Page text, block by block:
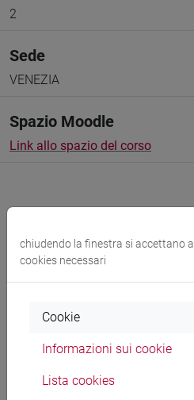
2
Sede
VENEZIA
Spazio Moodle
Link allo spazio del corso
Docenti e corsi di laurea
Programma
Docenti
chiudendo la finestra si accettano
cookies necessari
Cookie
Informazioni sui cookie
Lista cookies